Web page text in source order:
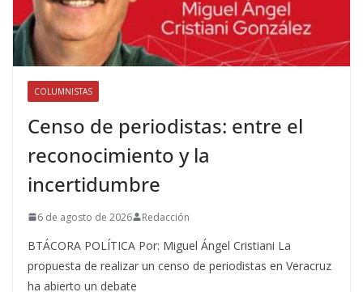
COLUMNISTAS
Censo de periodistas: entre el
reconocimiento y la
incertidumbre
6 de agosto de 2026 Redacción
BTÁCORA POLÍTICA Por: Miguel Ángel Cristiani La
propuesta de realizar un censo de periodistas en Veracruz
ha abierto un debate